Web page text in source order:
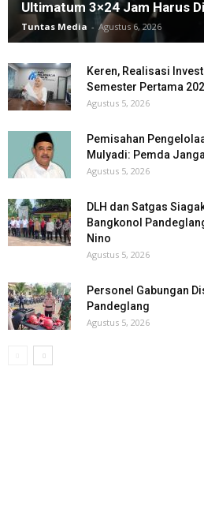
Ultimatum 3×24 Jam Harus
Tuntas Media - Agustus 6, 2026
Keren, Realisasi
Semester Pertama
Agustus 5, 2026
Pemisahan
Mulyadi: Pemda
Agustus 5, 2026
DLH dan Satgas
Bangkonol
Nino
Agustus 5, 2026
Personel Gabungan
Pandeglang
Agustus 5, 2026